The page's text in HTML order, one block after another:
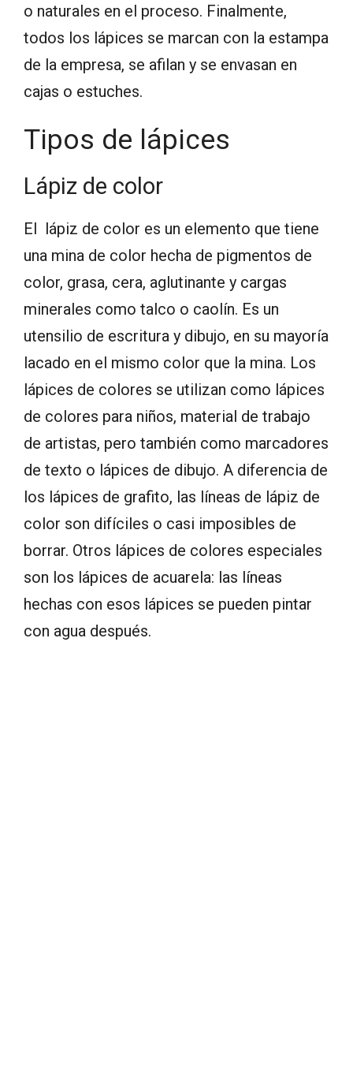
o naturales en el proceso. Finalmente,
todos los lápices se marcan con la estampa
de la empresa, se afilan y se envasan en
cajas o estuches.
Tipos de lápices
Lápiz de color
El lápiz de color es un elemento que tiene
una mina de color hecha de pigmentos de
color, grasa, cera, aglutinante y cargas
minerales como talco o caolín. Es un
utensilio de escritura y dibujo, en su mayoría
lacado en el mismo color que la mina. Los
lápices de colores se utilizan como lápices
de colores para niños, material de trabajo
de artistas, pero también como marcadores
de texto o lápices de dibujo. A diferencia de
los lápices de grafito, las líneas de lápiz de
color son difíciles o casi imposibles de
borrar. Otros lápices de colores especiales
son los lápices de acuarela: las líneas
hechas con esos lápices se pueden pintar
con agua después.